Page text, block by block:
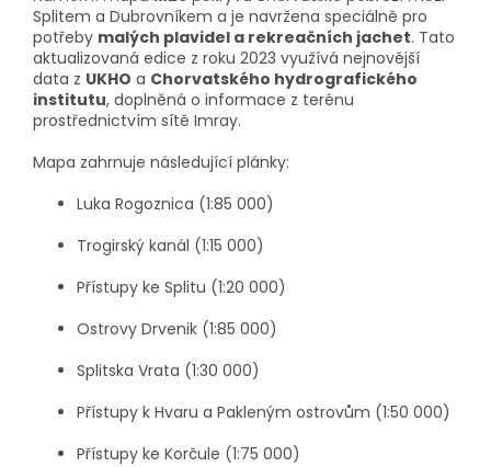
Splitem a Dubrovníkem a je navržena speciálně pro
potřeby malých plavidel a rekreačních jachet. Tato
aktualizovaná edice z roku 2023 využívá nejnovější
data z UKHO a Chorvatského hydrografického
institutu, doplněná o informace z terénu
prostřednictvím sítě Imray.
Mapa zahrnuje následující plánky:
Luka Rogoznica (1:85 000)
Trogirský kanál (1:15 000)
Přístupy ke Splitu (1:20 000)
Ostrovy Drvenik (1:85 000)
Splitska Vrata (1:30 000)
Přístupy k Hvaru a Pakleným ostrovům (1:50 000)
Přístupy ke Korčule (1:75 000)